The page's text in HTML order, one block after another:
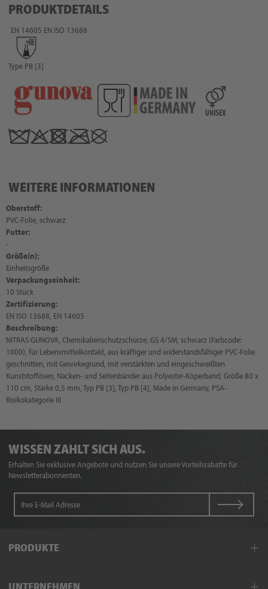
PRODUKTDETAILS
EN 14605
Type PB [3]
EN ISO 13688
WEITERE INFORMATIONEN
Oberstoff:
PVC-Folie, schwarz
Futter:
-
Größe(n):
Einheitsgröße
Verpackungseinheit:
10 Stück
Zertifizierung:
EN ISO 13688, EN 14605
Beschreibung:
NITRAS GUNOVA, Chemikalienschutzschürze, GS 4/SM, schwarz (Farbcode:
1000), für Lebensmittelkontakt, aus kräftiger und widerstandsfähiger PVC-Folie
geschnitten, mit Gewirkegrund, mit verstärkten und eingeschweißten
Kunststoffösen, Nacken- und Seitenbänder aus Polyester-Köperband, Größe 80 x
110 cm, Stärke 0,5 mm, Typ PB [3], Typ PB [4], Made in Germany, PSA-
Risikokategorie III
WISSEN ZAHLT SICH AUS.
Erhalten Sie exklusive Angebote und nutzen Sie unsere Vorteilsrabatte für
Newsletterabonnenten.
PRODUKTE